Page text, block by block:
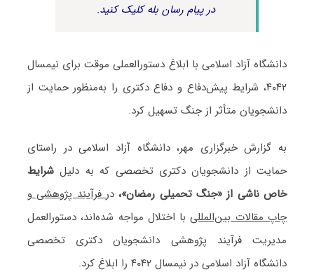
در پیام رسان بله کلیک کنید.
دانشگاه آزاد اسلامی با ابلاغ دستورالعملی موقت برای نیمسال
۴۰۴۲، شرایط پیش‌دفاع و دفاع دکتری را به‌منظور حمایت از
دانشجویان متأثر از جنگ تسهیل کرد.
به گزارش خبرگزاری مهر، دانشگاه آزاد اسلامی در راستای
حمایت از دانشجویان دکتری تخصصی که به دلیلشرایط
خاص ناشی از «جنگ تحمیلی رمضان»،درفرآیند پژوهشی و
چاپ مقالات بین‌المللیبا اختلال مواجه شده‌اند، دستورالعمل
مدیریت فرآیند پژوهشی دانشجویان دکتری تخصصی
دانشگاه آزاد اسلامی در نیمسال ۴۰۴۲ را ابلاغ کرد.